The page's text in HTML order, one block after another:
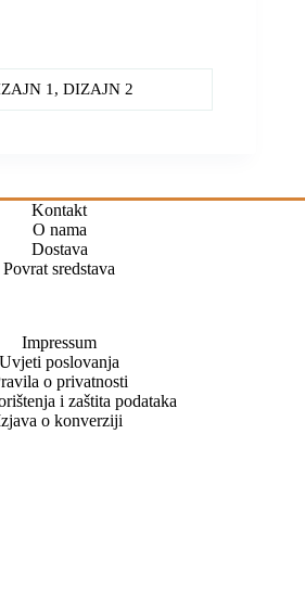
1, DIZAJN 2
Kontakt
O nama
Dostava
Povrat sredstava
Impressum
Uvjeti poslovanja
o privatnosti
i zaštita podataka
o konverziji